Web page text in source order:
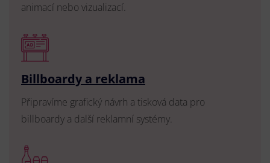
animací nebo vizualizací.
Billboardy a reklama
Připravíme grafický návrh a tisková data pro
billboardy a další reklamní systémy.